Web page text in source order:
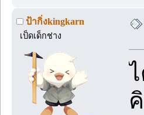
ป้ากิ่งkingkarn
เป็ดเด็กช่าง